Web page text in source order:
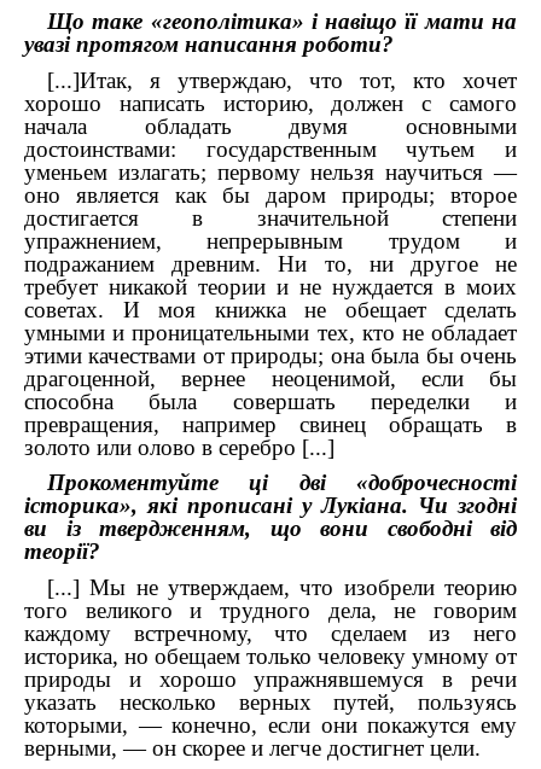
Що таке «геополітика» і навіщо її мати на
увазі протягом написання роботи?
[...]Итак, я утверждаю, что тот, кто хочет
хорошо написать историю, должен с самого
начала обладать двумя основными
достоинствами: государственным чутьем и
уменьем излагать; первому нельзя научиться —
оно является как бы даром природы; второе
достигается в значительной степени
упражнением, непрерывным трудом и
подражанием древним. Ни то, ни другое не
требует никакой теории и не нуждается в моих
советах. И моя книжка не обещает сделать
умными и проницательными тех, кто не обладает
этими качествами от природы; она была бы очень
драгоценной, вернее неоценимой, если бы
способна была совершать переделки и
превращения, например свинец обращать в
золото или олово в серебро [...]
Прокоментуйте ці дві «доброчесності
історика», які прописані у Лукіана. Чи згодні
ви із твердженням, що вони свободні від
теорії?
[...] Мы не утверждаем, что изобрели теорию
того великого и трудного дела, не говорим
каждому встречному, что сделаем из него
историка, но обещаем только человеку умному от
природы и хорошо упражнявшемуся в речи
указать несколько верных путей, пользуясь
которыми, — конечно, если они покажутся ему
верными, — он скорее и легче достигнет цели.